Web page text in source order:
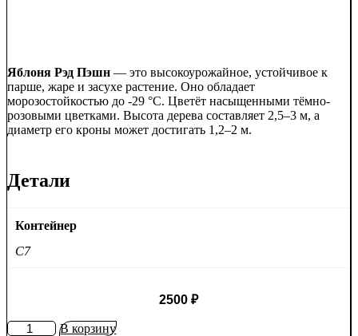
Яблоня Рэд Пэшн — это высокоурожайное, устойчивое к
парше, жаре и засухе растение. Оно обладает
морозостойкостью до -29 °C. Цветёт насыщенными тёмно-
розовыми цветками. Высота дерева составляет 2,5–3 м, а
диаметр его кроны может достигать 1,2–2 м.
Детали
Контейнер
C7
2500 ₽
КоличествоВ корзину